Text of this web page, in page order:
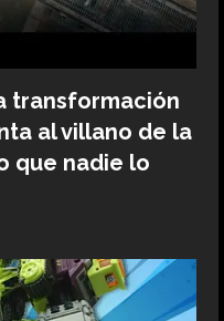
transformación
al villano de la
que nadie lo